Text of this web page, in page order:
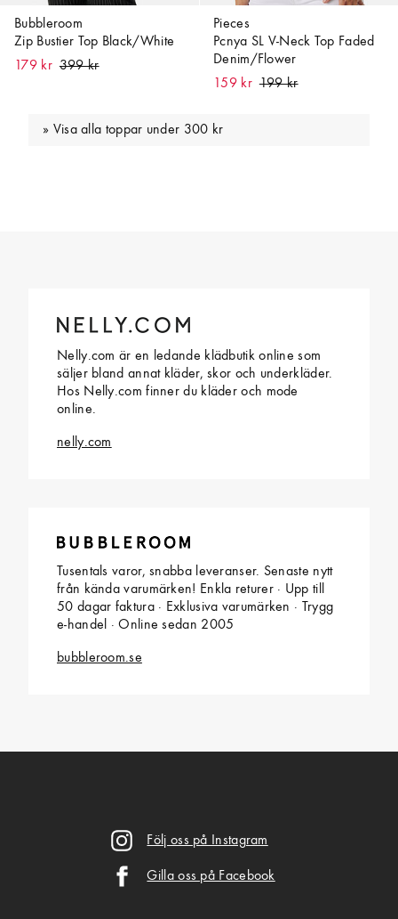
Bubbleroom
Zip Bustier Top Black/White
179 kr
Pieces
Pcnya SL V-Neck Top Faded
Denim/Flower
159 kr
Visa alla toppar under 300 kr
Nelly.com är en ledande klädbutik online som
säljer bland annat kläder, skor och underkläder.
Hos Nelly.com finner du kläder och mode
online.
nelly.com
Tusentals varor, snabba leveranser. Senaste nytt
från kända varumärken! Enkla returer · Upp till
50 dagar faktura · Exklusiva varumärken · Trygg
e-handel · Online sedan 2005
bubbleroom.se
Följ oss på Instagram
Gilla oss på Facebook